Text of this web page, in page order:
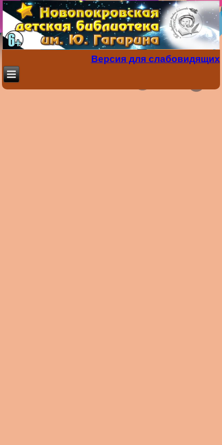
Версия для слабовидящих